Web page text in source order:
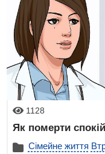
1128
Як померти
Сімейне життя